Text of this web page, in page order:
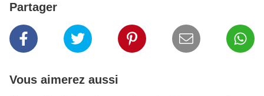
Partager
Vous aimerez aussi